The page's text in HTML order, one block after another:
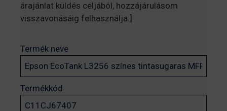
árajánlat küldés céljából, hozzájárulásom
visszavonásáig felhasználja.]
Termék neve
Termékkód